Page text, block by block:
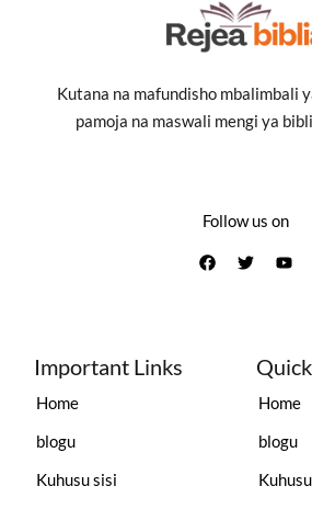
Kutana na mafundisho mbalimbali
pamoja na maswali mengi ya
Follow us on
Important Links
Home
blogu
Kuhusu sisi
Home
blogu